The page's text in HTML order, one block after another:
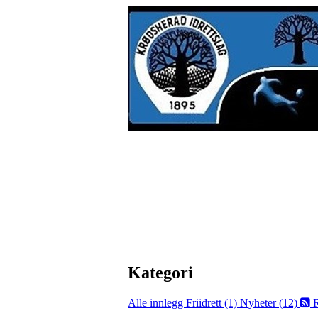
Kategori
Alle innlegg Friidrett (1) Nyheter (12)